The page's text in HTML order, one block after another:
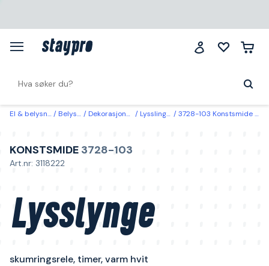
El & belysning Belysning Dekorasjonsbelysning Lysslinger & lysnett 3728-103 Konstsmide Lysslynge skumringsrele, timer, varm hvit
KONSTSMIDE 3728-103
Art.nr: 3118222
Lysslynge
skumringsrele, timer, varm hvit